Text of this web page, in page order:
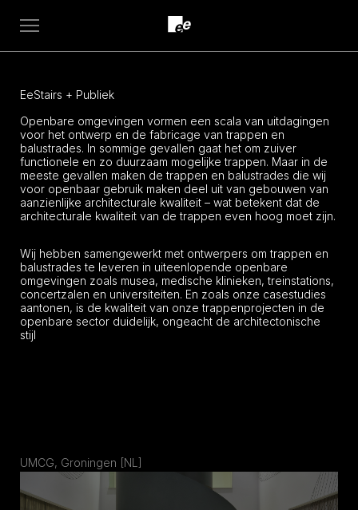
Open
EeStairs + Publiek
Openbare omgevingen vormen een scala van uitdagingen
voor het ontwerp en de fabricage van trappen en
balustrades. In sommige gevallen gaat het om zuiver
functionele en zo duurzaam mogelijke trappen. Maar in de
meeste gevallen maken de trappen en balustrades die wij
voor openbaar gebruik maken deel uit van gebouwen van
aanzienlijke architecturale kwaliteit – wat betekent dat de
architecturale kwaliteit van de trappen even hoog moet zijn.
Wij hebben samengewerkt met ontwerpers om trappen en
balustrades te leveren in uiteenlopende openbare
omgevingen zoals musea, medische klinieken, treinstations,
concertzalen en universiteiten. En zoals onze casestudies
aantonen, is de kwaliteit van onze trappenprojecten in de
openbare sector duidelijk, ongeacht de architectonische
stijl
UMCG, Groningen [NL]